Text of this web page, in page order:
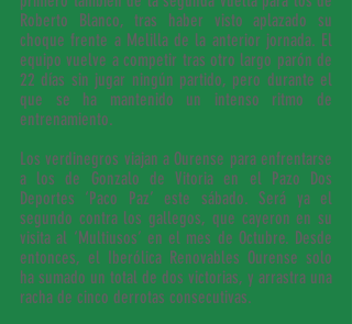
Roberto Blanco, tras haber visto aplazado su
choque frente a Melilla de la anterior jornada. El
equipo vuelve a competir tras otro largo parón de
22 días sin jugar ningún partido, pero durante el
que se ha mantenido un intenso ritmo de
entrenamiento.
Los verdinegros viajan a Ourense para enfrentarse
a los de Gonzalo de Vitoria en el Pazo Dos
Deportes ‘Paco Paz’ este sábado. Será ya el
segundo contra los gallegos, que cayeron en su
visita al ‘Multiusos’ en el mes de Octubre. Desde
entonces, el Iberólica Renovables Ourense solo
ha sumado un total de dos victorias, y arrastra una
racha de cinco derrotas consecutivas.